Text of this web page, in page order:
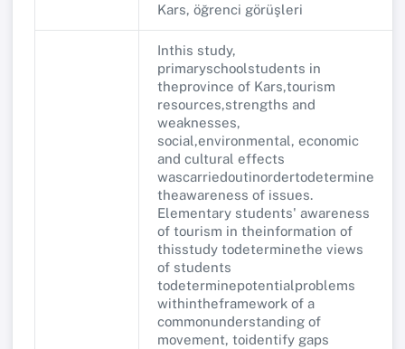
Kars, öğrenci görüşleri
Inthis study,
primaryschoolstudents in
theprovince of Kars,tourism
resources,strengths and
weaknesses,
social,environmental, economic
and cultural effects
wascarriedoutinordertodetermine
theawareness of issues.
Elementary students' awareness
of tourism in theinformation of
thisstudy todeterminethe views
of students
todeterminepotentialproblems
withintheframework of a
commonunderstanding of
movement, toidentify gaps